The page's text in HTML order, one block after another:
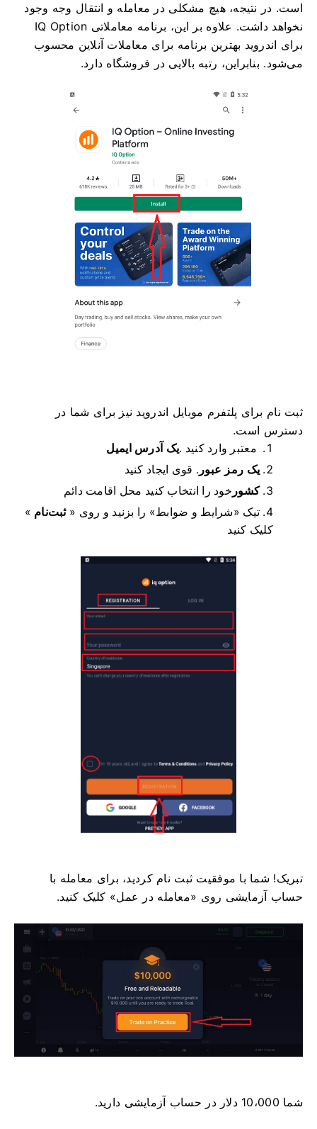
است. در نتیجه، هیچ مشکلی در معامله و انتقال وجه وجود
نخواهد داشت. علاوه بر این، برنامه معاملاتی IQ Option
برای اندروید بهترین برنامه برای معاملات آنلاین محسوب
می‌شود. بنابراین، رتبه بالایی در فروشگاه دارد.
ثبت نام برای پلتفرم موبایل اندروید نیز برای شما در
دسترس است.
یک آدرس ایمیلمعتبر وارد کنید .
یک رمز عبور
قوی ایجاد کنید .
کشور
محل اقامت دائم خود را انتخاب کنید
تیک «شرایط و ضوابط» را بزنید و روی «ثبت‌نام »
کلیک کنید
تبریک! شما با موفقیت ثبت نام کردید، برای معامله با
حساب آزمایشی روی «معامله در عمل» کلیک کنید.
شما 10،000 دلار در حساب آزمایشی دارید.